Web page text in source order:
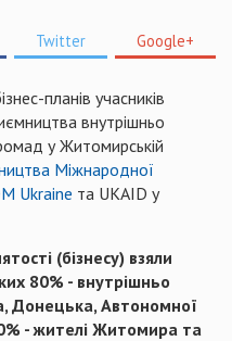
Twitter Google+
планів учасників
внутрішньо
у Житомирській
Міжнародної
Ukraine та UKAID у
(бізнесу) взяли
80% - внутрішньо
Донецька, Автономної
- жителі Житомира та